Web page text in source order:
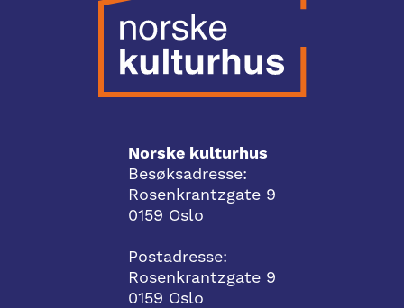
Norske kulturhus
Besøksadresse:
Rosenkrantzgate 9
0159 Oslo
Postadresse:
Rosenkrantzgate 9
0159 Oslo